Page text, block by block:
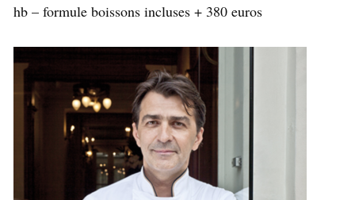
hb – formule boissons incluses + 380 euros